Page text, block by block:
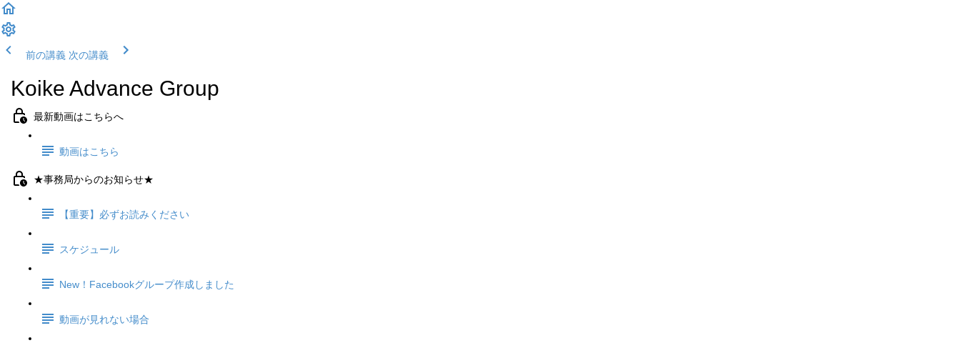
前の講義 次の講義
Koike Advance Group
最新動画はこちらへ
動画はこちら
★事務局からのお知らせ★
【重要】必ずお読みください
スケジュール
New！Facebookグループ作成しました
動画が見れない場合